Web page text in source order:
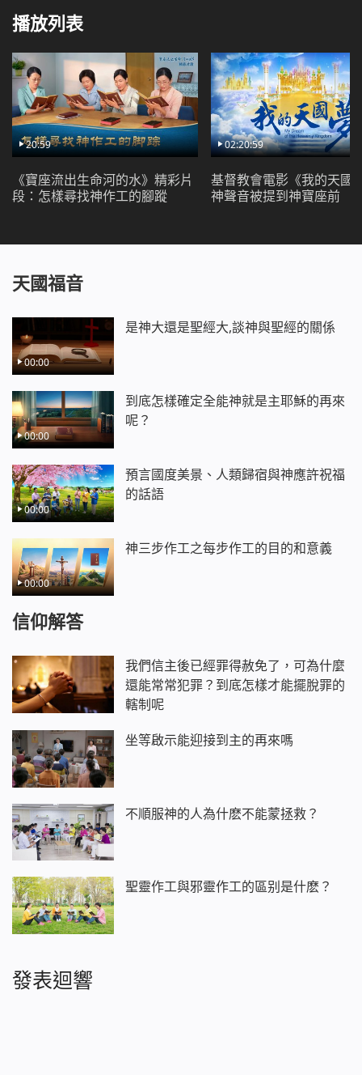
播放列表
20:59
《寶座流出生命河的水》精彩片
段：怎樣尋找神作工的腳蹤
02:20:59
基督教會電影《我的天國
神聲音被提到神寶座前
天國福音
00:00
是神大還是聖經大,談神與聖經的關係
00:00
到底怎樣確定全能神就是主耶穌的再來
呢？
00:00
預言國度美景、人類歸宿與神應許祝福
的話語
00:00
神三步作工之每步作工的目的和意義
信仰解答
我們信主後已經罪得赦免了，可為什麼
還能常常犯罪？到底怎樣才能擺脫罪的
轄制呢
坐等啟示能迎接到主的再來嗎
不順服神的人為什麽不能蒙拯救？
聖靈作工與邪靈作工的區别是什麽？
發表迴響